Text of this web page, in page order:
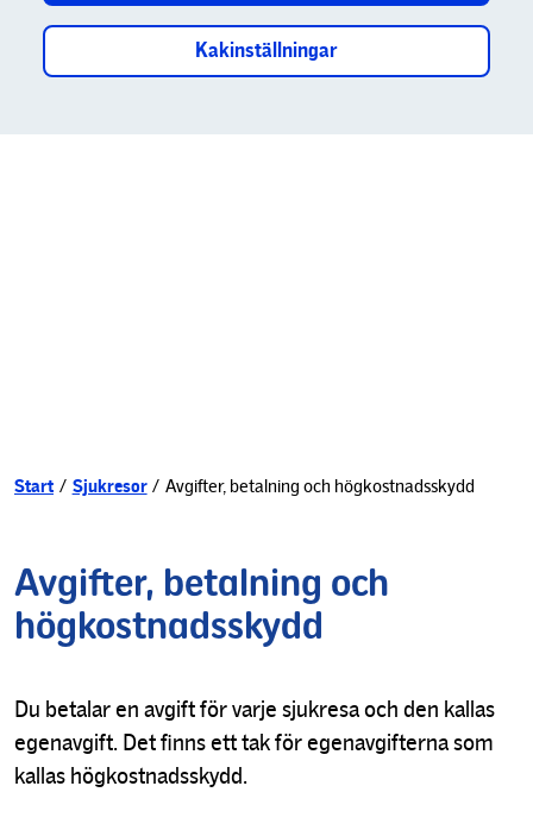
Kakinställningar
Start / Sjukresor / Avgifter, betalning och högkostnadsskydd
Avgifter, betalning och
högkostnadsskydd
Du betalar en avgift för varje sjukresa och den kallas
egenavgift. Det finns ett tak för egenavgifterna som
kallas högkostnadsskydd.